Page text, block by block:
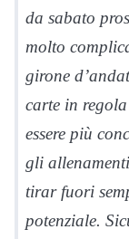
da sabato
molto
girone
carte in
essere più
gli
tirar fuori
potenziale.